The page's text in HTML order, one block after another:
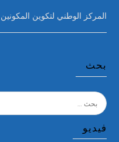
المركز الوطني لتكوين
بحث
فيديو